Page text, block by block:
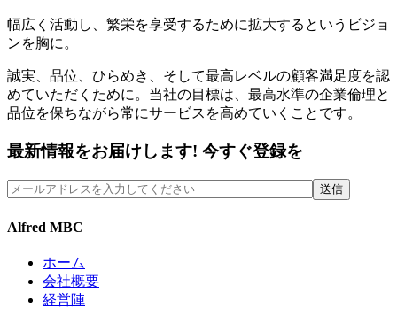
幅広く活動し、繁栄を享受するために拡大するというビジョ
ンを胸に。
誠実、品位、ひらめき、そして最高レベルの顧客満足度を認
めていただくために。当社の目標は、最高水準の企業倫理と
品位を保ちながら常にサービスを高めていくことです。
最新情報をお届けします! 今すぐ登録を
Alfred MBC
ホーム
会社概要
経営陣